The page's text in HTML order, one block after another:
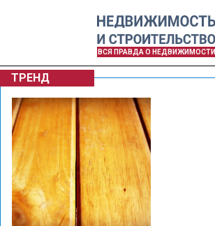
ВСЯ ПРАВДА О НЕДВИЖИМОСТИ
ТРЕНД